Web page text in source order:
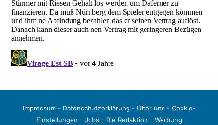
Impressum- Datenschutzerklärung - Über uns - Cookie-
Einstellungen - Jobs - Die Redaktion - Werbung